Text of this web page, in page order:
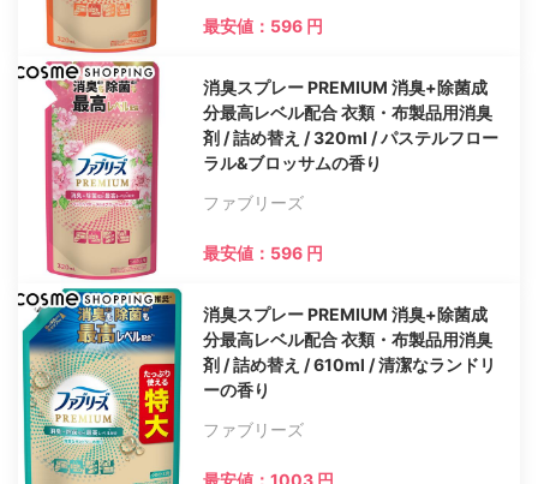
最安値：596 円
消臭スプレー PREMIUM 消臭+除菌成
分最高レベル配合 衣類・布製品用消臭
剤 / 詰め替え / 320ml / パステルフロー
ラル&ブロッサムの香り
ファブリーズ
最安値：596 円
消臭スプレー PREMIUM 消臭+除菌成
分最高レベル配合 衣類・布製品用消臭
剤 / 詰め替え / 610ml / 清潔なランドリ
ーの香り
ファブリーズ
最安値：1003 円